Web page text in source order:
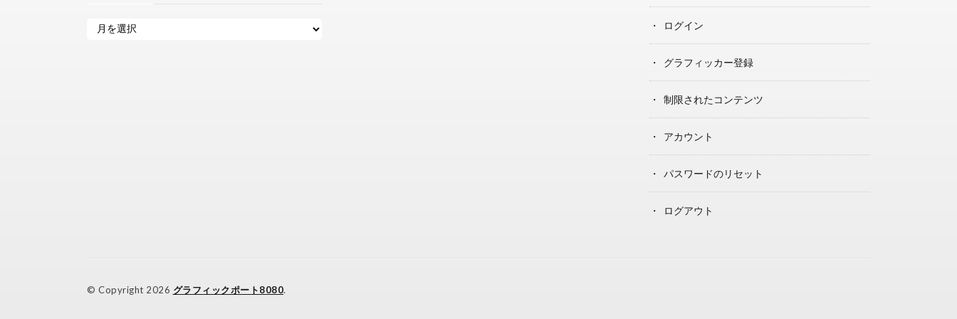
ログイン
グラフィッカー登録
制限されたコンテンツ
アカウント
パスワードのリセット
ログアウト
© Copyright 2026 グラフィックポート8080.